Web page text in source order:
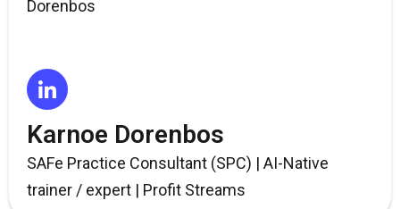
Karnoe Dorenbos
SAFe Practice Consultant (SPC) | AI-Native
trainer / expert | Profit Streams